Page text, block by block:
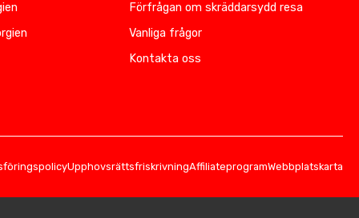
Förfrågan om skräddarsydd resa
Vanliga frågor
Kontakta oss
UpphovsrättsfriskrivningAffiliateprogramWebbplatskarta